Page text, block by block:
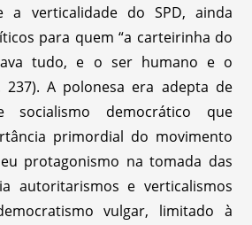
a verticalidade do SPD, ainda
para quem “a carteirinha do
tudo, e o ser humano e o
237). A polonesa era adepta de
socialismo democrático que
primordial do movimento
protagonismo na tomada das
autoritarismos e verticalismos
vulgar, limitado à